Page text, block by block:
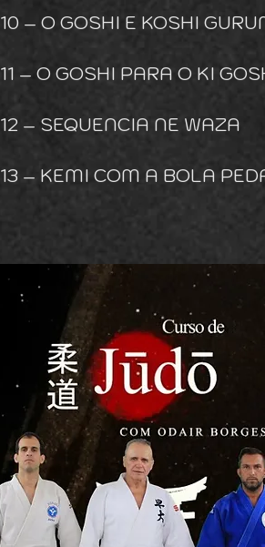
10 – O GOSHI E KOSHI
11 – O GOSHI PARA O KI
12 – SEQUENCIA NE WAZA
13 – KEMI COM A BOLA